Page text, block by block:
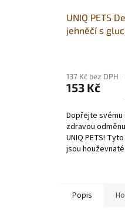
UNIQ PETS
jehněčí s
137 Kč bez DPH
153 Kč
Dopřejte svému
zdravou
UNIQ PETS!
jsou
Popis